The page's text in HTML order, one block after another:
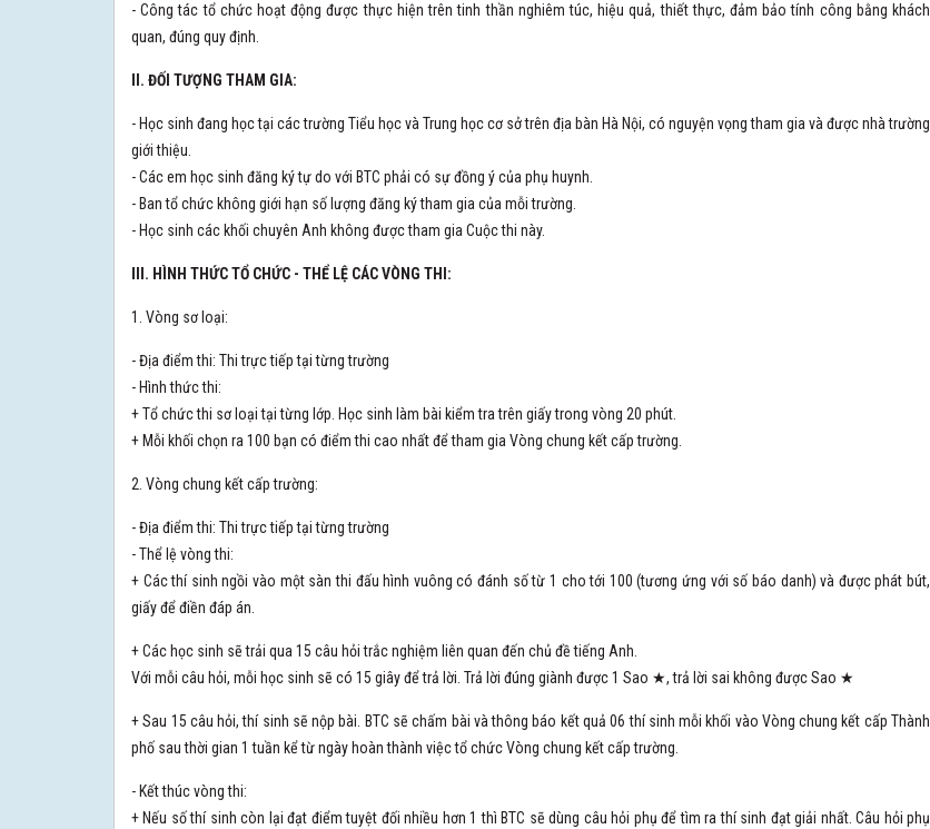
- Công tác tổ chức hoạt động được thực hiện trên tinh thần nghiêm túc, hiệu quả, thiết thực, đảm bảo tính công bằng khách
quan, đúng quy định.
II. ĐỐI TƯỢNG THAM GIA:
- Học sinh đang học tại các trường Tiểu học và Trung học cơ sở trên địa bàn Hà Nội, có nguyện vọng tham gia và được nhà trường
giới thiệu.
- Các em học sinh đăng ký tự do với BTC phải có sự đồng ý của phụ huynh.
- Ban tổ chức không giới hạn số lượng đăng ký tham gia của mỗi trường.
- Học sinh các khối chuyên Anh không được tham gia Cuộc thi này.
III. HÌNH THỨC TỔ CHỨC - THỂ LỆ CÁC VÒNG THI:
1. Vòng sơ loại:
- Địa điểm thi: Thi trực tiếp tại từng trường
- Hình thức thi:
+ Tổ chức thi sơ loại tại từng lớp. Học sinh làm bài kiểm tra trên giấy trong vòng 20 phút.
+ Mỗi khối chọn ra 100 bạn có điểm thi cao nhất để tham gia Vòng chung kết cấp trường.
2. Vòng chung kết cấp trường:
- Địa điểm thi: Thi trực tiếp tại từng trường
- Thể lệ vòng thi:
+ Các thí sinh ngồi vào một sàn thi đấu hình vuông có đánh số từ 1 cho tới 100 (tương ứng với số báo danh) và được phát bút,
giấy để điền đáp án.
+ Các học sinh sẽ trải qua 15 câu hỏi trắc nghiệm liên quan đến chủ đề tiếng Anh.
Với mỗi câu hỏi, mỗi học sinh sẽ có 15 giây để trả lời. Trả lời đúng giành được 1 Sao ★, trả lời sai không được Sao ★
+ Sau 15 câu hỏi, thí sinh sẽ nộp bài. BTC sẽ chấm bài và thông báo kết quả 06 thí sinh mỗi khối vào Vòng chung kết cấp Thành
phố sau thời gian 1 tuần kể từ ngày hoàn thành việc tổ chức Vòng chung kết cấp trường.
- Kết thúc vòng thi:
+ Nếu số thí sinh còn lại đạt điểm tuyệt đối nhiều hơn 1 thì BTC sẽ dùng câu hỏi phụ để tìm ra thí sinh đạt giải nhất. Câu hỏi phụ